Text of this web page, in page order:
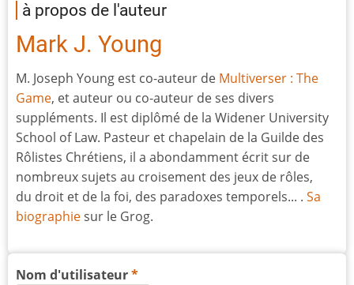
à propos de l'auteur
Mark J. Young
M. Joseph Young est co-auteur de Multiverser : The
Game, et auteur ou co-auteur de ses divers
suppléments. Il est diplômé de la Widener University
School of Law. Pasteur et chapelain de la Guilde des
Rôlistes Chrétiens, il a abondamment écrit sur de
nombreux sujets au croisement des jeux de rôles,
du droit et de la foi, des paradoxes temporels... . Sa
biographiesur le Grog.
Nom d'utilisateur